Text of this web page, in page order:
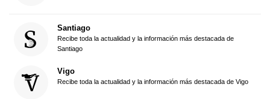
Santiago
Recibe toda la actualidad y la información más destacada de
Santiago
Vigo
Recibe toda la actualidad y la información más destacada de Vigo